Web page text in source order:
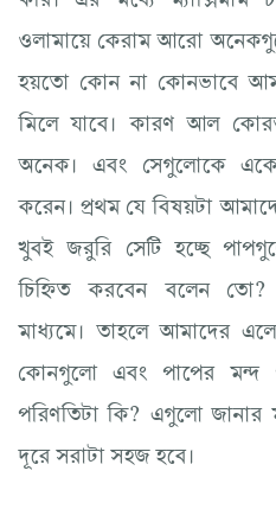
ওলামায়ে কেরাম আরো
হয়তো কোন না কোনভাবে
মিলে যাবে। কারণ আল
অনেক। এবং সেগুলোকে
করেন। প্রথম যে বিষয়টা
খুবই জরুরি সেটি হচ্ছে
চিহ্নিত করবেন বলেন তো?
মাধ্যমে। তাহলে আমাদের
কোনগুলো এবং পাপের মন্দ
পরিণতিটা কি? এগুলো জানার
দূরে সরাটা সহজ হবে।